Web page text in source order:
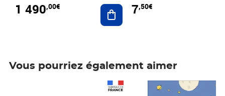
1 490,00€ Ajouter au panier
7,50€
Vous pourriez également aimer
Prix 7,50€